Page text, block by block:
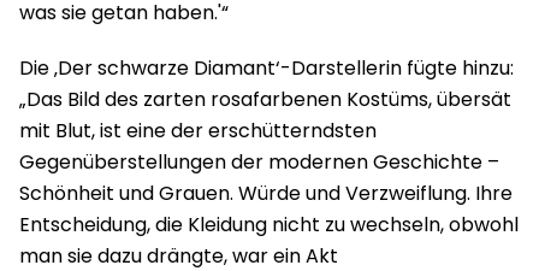
was sie getan haben.'“
Die ‚Der schwarze Diamant‘-Darstellerin fügte hinzu:
„Das Bild des zarten rosafarbenen Kostüms, übersät
mit Blut, ist eine der erschütterndsten
Gegenüberstellungen der modernen Geschichte –
Schönheit und Grauen. Würde und Verzweiflung. Ihre
Entscheidung, die Kleidung nicht zu wechseln, obwohl
man sie dazu drängte, war ein Akt